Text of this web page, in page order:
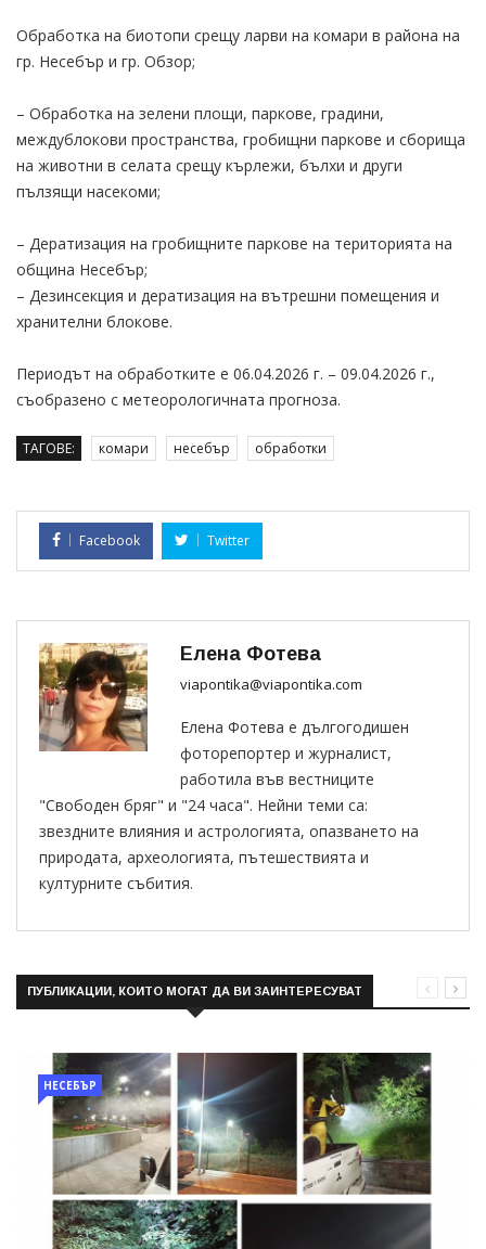
Обработка на биотопи срещу ларви на комари в района на
гр. Несебър и гр. Обзор;
– Обработка на зелени площи, паркове, градини,
междублокови пространства, гробищни паркове и сборища
на животни в селата срещу кърлежи, бълхи и други
пълзящи насекоми;
– Дератизация на гробищните паркове на територията на
община Несебър;
– Дезинсекция и дератизация на вътрешни помещения и
хранителни блокове.
Периодът на обработките е 06.04.2026 г. – 09.04.2026 г.,
съобразено с метеорологичната прогноза.
ТАГОВЕ: комари несебър обработки
Facebook Twitter
Елена Фотева
viapontika@viapontika.com
Елена Фотева е дългогодишен
фоторепортер и журналист,
работила във вестниците
"Свободен бряг" и "24 часа". Нейни теми са:
звездните влияния и астрологията, опазването на
природата, археологията, пътешествията и
културните събития.
ПУБЛИКАЦИИ, КОИТО МОГАТ ДА ВИ ЗАИНТЕРЕСУВАТ
НЕСЕБЪР